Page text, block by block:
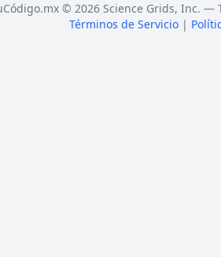
© 2026 Science Grids, Inc. —
Términos de Servicio |